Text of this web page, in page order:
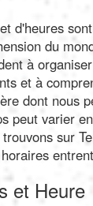
d'heures
du
à
et à
dont nous
peut varier
sur
et Heure